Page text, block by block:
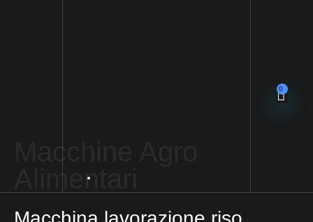
0
Alimentari